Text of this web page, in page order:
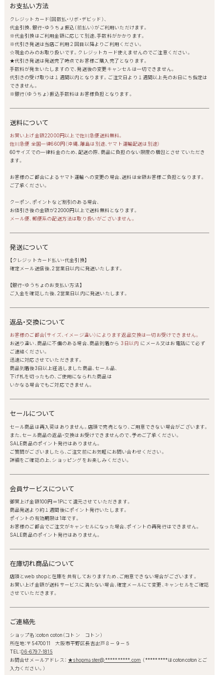
お支払い方法
クレジットカード(回数払・リボ・デビッド）、
代金引換、銀行・ゆうちょ振込（前払い）がご利用いただけます。
※代金引換はご利用金額に応じて別途、手数料がかかります。
※代引き発送は当店ご利用２回目以降よりご利用ください。
☆現金のみのお取り扱いです。クレジットカード使えませんのでご注意ください。
★代引き発送は発送完了時点でお客様ご購入完了となります。
手数料が発生いたしますので、発送後の変更キャンセルは一切できません。
代引きの受け取りは１週間以内となります。ご注文日より１週間以上先のお日にち指定は
できません。
※銀行（ゆうちょ）振込手数料はお客様負担となります。
送料について
お買い上げ金額22000円以上で佐川急便送料無料。
佐川急便 全国一律660円（沖縄、離島は別途、ヤマト運輸配送は別途）
60サイズでの一律料金のため、配送の際、商品に負担のない限度の梱包とさせていただき
ます。
お客様のご都合によるヤマト運輸への変更の場合、送料は全額お客様ご負担となります。
ご了承ください。
クーポン、ポイントなど割引のある場合、
お値引き後の金額が22000円以上で送料無料となります。
メール便、郵便系の配送方法は取り扱いがございません。
発送について
【クレジットカード払い・代金引換】
確定メール送信後、2営業日以内に発送いたします。
【銀行・ゆうちょのお支払い方法】
ご入金を確認した後、2営業日以内に発送いたします。
返品・交換について
お客様のご都合(サイズ、イメージ違い）によります返品交換は一切お受けできません。
お送り違い、商品に不備のある場合、商品到着から3日以内 にメール又はお電話にて必ず
ご連絡ください。
迅速に対応させていただきます。
商品到着後3日以上経過しました商品、セール品、
下げ札を切ったもの、ご使用になられた商品は
いかなる場合でもご対応できません。
セールについて
セール商品は再入荷はありません。店頭で完売となり、ご用意できない場合がございます。
また、セール商品の返品・交換はお受けできませんので、予めご了承ください。
SALE商品のポイント発行はありません。
ご質問がございましたら、ご注文前にお気軽にお問い合わせください。
詳細をご確認の上、ショッピングをお楽しみください。
会員サービスについて
御買上げ金額100円＝1Pにて還元させていただきます。
商品発送より約１週間後にポイント発行いたします。
ポイントの有効期限は1年です。
お客様のご都合でご注文がキャンセルになった場合、ポイントの再発行はできません。
SALE商品のポイント発行はありません。
在庫切れ商品について
店頭とweb shopと在庫を共有しておりますため、ご用意できない場合がございます。
お買い上げ金額が送料サービスに満たない場合、確定メールにて変更、キャンセルをご確認
させていただきます。
ご連絡先
ショップ名：coton coton（コトン コトン）
所在地：〒5470011 大阪市平野区長吉出戸８－９－５
TEL：06-6797-1815
お問合せメールアドレス：★shopmaster@**********.com （*********はcotoncotonとご
入力ください。）